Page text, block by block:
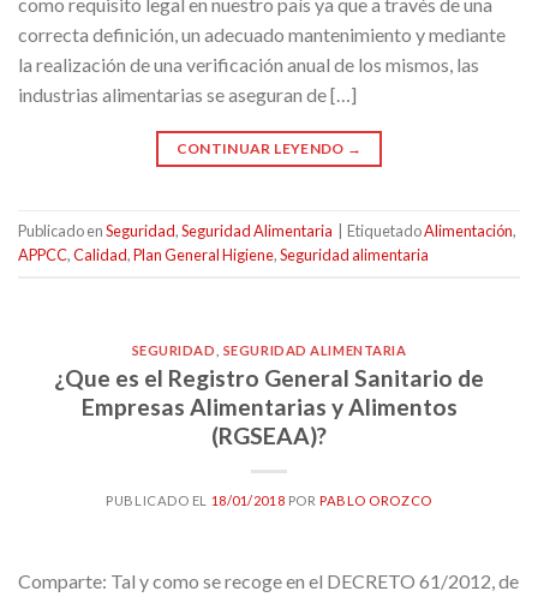
correcta definición, un adecuado mantenimiento y mediante
la realización de una verificación anual de los mismos, las
industrias alimentarias se aseguran de […]
CONTINUAR LEYENDO →
Publicado enSeguridad,Seguridad Alimentaria EtiquetadoAlimentación,
APPCC,Calidad,Plan General Higiene,Seguridad alimentaria
SEGURIDAD SEGURIDAD ALIMENTARIA
¿Que es el Registro General Sanitario de
Empresas Alimentarias y Alimentos
(RGSEAA)?
PUBLICADO EL 18/01/2018 POR PABLO OROZCO
Comparte: Tal y como se recoge en el DECRETO 61/2012, de